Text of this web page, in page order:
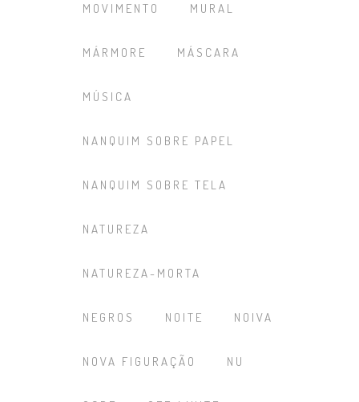
MOVIMENTO MURAL
MÁRMORE MÁSCARA
MÚSICA
NANQUIM SOBRE PAPEL
NANQUIM SOBRE TELA
NATUREZA
NATUREZA-MORTA
NEGROS NOITE NOIVA
NOVA FIGURAÇÃO NU